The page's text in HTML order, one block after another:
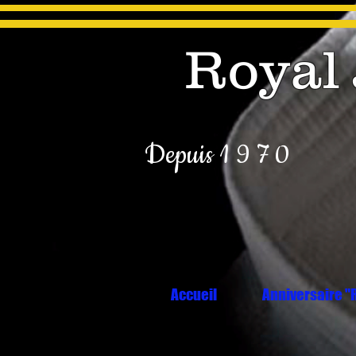
Royal
Depuis 1 9 7 0
Accueil Anniversaire